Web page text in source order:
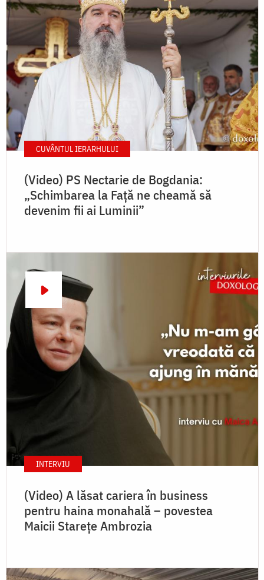
CUVÂNTUL IERARHULUI
(Video) PS Nectarie de Bogdania:
„Schimbarea la Față ne cheamă să
devenim fii ai Luminii”
INTERVIU
(Video) A lăsat cariera în business
pentru haina monahală – povestea
Maicii Starețe Ambrozia